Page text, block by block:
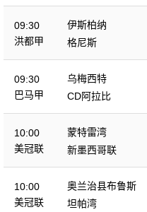
09:30
洪都甲
伊斯柏纳
格尼斯
09:30
巴马甲
乌梅西特
CD阿拉比
10:00
美冠联
蒙特雷湾
新墨西哥联
10:00
美冠联
奥兰治县布鲁斯
坦帕湾